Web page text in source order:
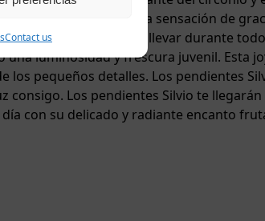
Contact us
encanto único y una sensación de
cómodos de llevar durante
luminosidad y frescura juvenil. Esta
los pequeños detalles. Los pendientes
Los pendientes Silvio te
con su delicado y radiante encanto